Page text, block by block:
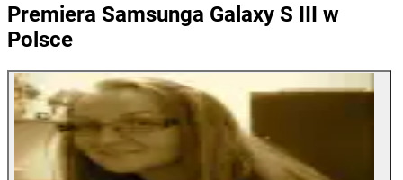
Premiera Samsunga Galaxy S III w
Polsce